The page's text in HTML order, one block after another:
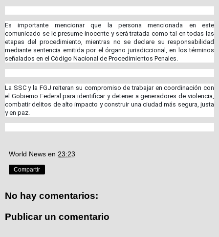
Es importante mencionar que la persona mencionada en este
comunicado se le presume inocente y será tratada como tal en todas las
etapas del procedimiento, mientras no se declare su responsabilidad
mediante sentencia emitida por el órgano jurisdiccional, en los términos
señalados en el Código Nacional de Procedimientos Penales.
La SSC y la FGJ reiteran su compromiso de trabajar en coordinación con
el Gobierno Federal para identificar y detener a generadores de violencia,
combatir delitos de alto impacto y construir una ciudad más segura, justa
y en paz.
World News en 23:23
Compartir
No hay comentarios:
Publicar un comentario